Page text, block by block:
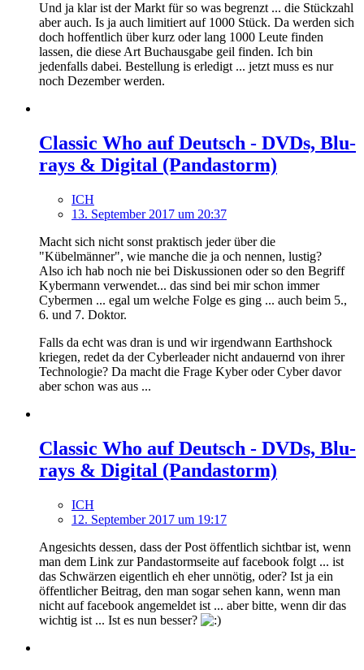
Und ja klar ist der Markt für so was begrenzt ... die Stückzahl
aber auch. Is ja auch limitiert auf 1000 Stück. Da werden sich
doch hoffentlich über kurz oder lang 1000 Leute finden
lassen, die diese Art Buchausgabe geil finden. Ich bin
jedenfalls dabei. Bestellung is erledigt ... jetzt muss es nur
noch Dezember werden.
Classic Who auf Deutsch - DVDs, Blu-
rays & Digital (Pandastorm)
ICH
13. September 2017 um 20:37
Macht sich nicht sonst praktisch jeder über die
"Kübelmänner", wie manche die ja och nennen, lustig?
Also ich hab noch nie bei Diskussionen oder so den Begriff
Kybermann verwendet... das sind bei mir schon immer
Cybermen ... egal um welche Folge es ging ... auch beim 5.,
6. und 7. Doktor.
Falls da echt was dran is und wir irgendwann Earthshock
kriegen, redet da der Cyberleader nicht andauernd von ihrer
Technologie? Da macht die Frage Kyber oder Cyber davor
aber schon was aus ...
Classic Who auf Deutsch - DVDs, Blu-
rays & Digital (Pandastorm)
ICH
12. September 2017 um 19:17
Angesichts dessen, dass der Post öffentlich sichtbar ist, wenn
man dem Link zur Pandastormseite auf facebook folgt ... ist
das Schwärzen eigentlich eh eher unnötig, oder? Ist ja ein
öffentlicher Beitrag, den man sogar sehen kann, wenn man
nicht auf facebook angemeldet ist ... aber bitte, wenn dir das
wichtig ist ... Ist es nun besser?